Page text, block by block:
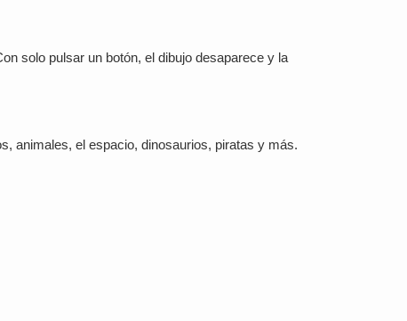
solo pulsar un botón, el dibujo desaparece y la
animales, el espacio, dinosaurios, piratas y más.